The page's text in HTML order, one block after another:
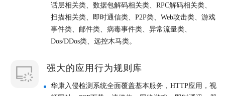
话层相关类、数据包解码相关类、RPC解码相关类、
扫描相关类、即时通信类、P2P类、Web攻击类、游戏
事件类、邮件类、病毒事件类、异常流量类、
Dos/DDos类、远控木马类。
强大的应用行为规则库
华康入侵检测系统全面覆盖基本服务，HTTP应用，视